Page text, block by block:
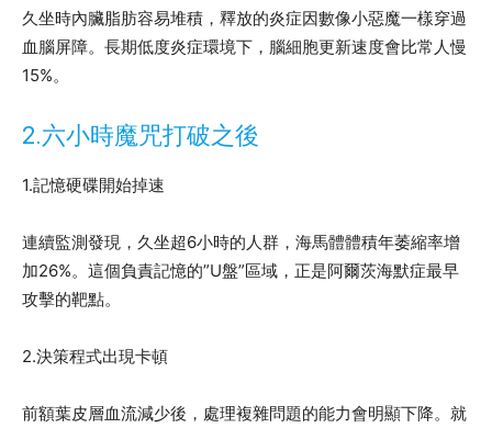
久坐時內臟脂肪容易堆積，釋放的炎症因數像小惡魔一樣穿過
血腦屏障。長期低度炎症環境下，腦細胞更新速度會比常人慢
15%。
2.六小時魔咒打破之後
1.記憶硬碟開始掉速
連續監測發現，久坐超6小時的人群，海馬體體積年萎縮率增
加26%。這個負責記憶的”U盤”區域，正是阿爾茨海默症最早
攻擊的靶點。
2.決策程式出現卡頓
前額葉皮層血流減少後，處理複雜問題的能力會明顯下降。就